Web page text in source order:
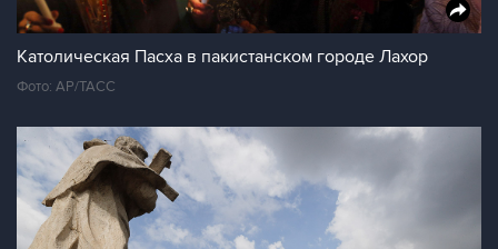
Католическая Пасха в пакистанском городе Лахор
Фото: AP/ТАСС